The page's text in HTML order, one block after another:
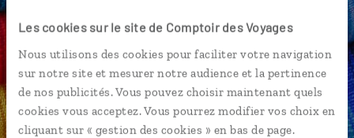
Les cookies sur le site de Comptoir des Voyages
Nous utilisons des cookies pour faciliter votre navigation
sur notre site et mesurer notre audience et la pertinence
de nos publicités. Vous pouvez choisir maintenant quels
cookies vous acceptez. Vous pourrez modifier vos choix en
cliquant sur « gestion des cookies » en bas de page.
téléphone.
Vous gardez le même interlocuteur avant,
pendant et après votre voyage.